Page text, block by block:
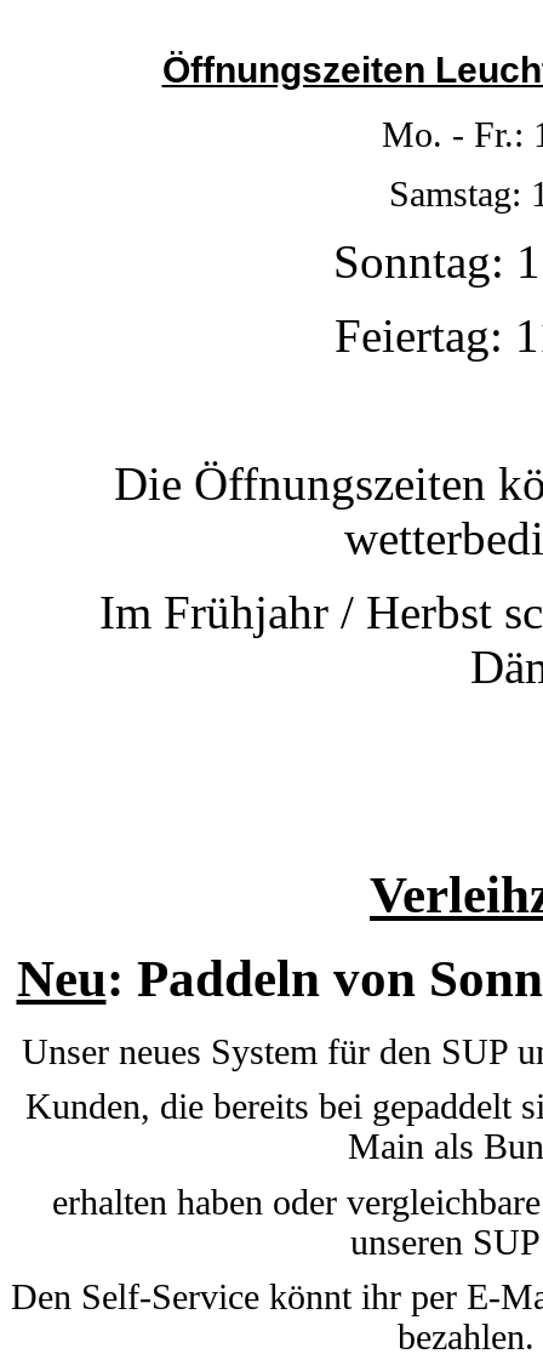
Öffnungszeiten
Mo. - Fr.:
Samstag:
Sonntag:
Feiertag:
Die Öffnungszeiten
Im Frühjahr / Herbst
Neu: Paddeln von
Unser neues System für den SUP
Kunden, die bereits bei gepaddelt
Main als
erhalten haben oder
unseren
Den Self-Service könnt ihr per E-